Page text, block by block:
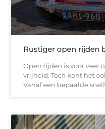
Rustiger open rijden
Open rijden is voor veel
vrijheid. Toch kent het
Vanaf een bepaalde